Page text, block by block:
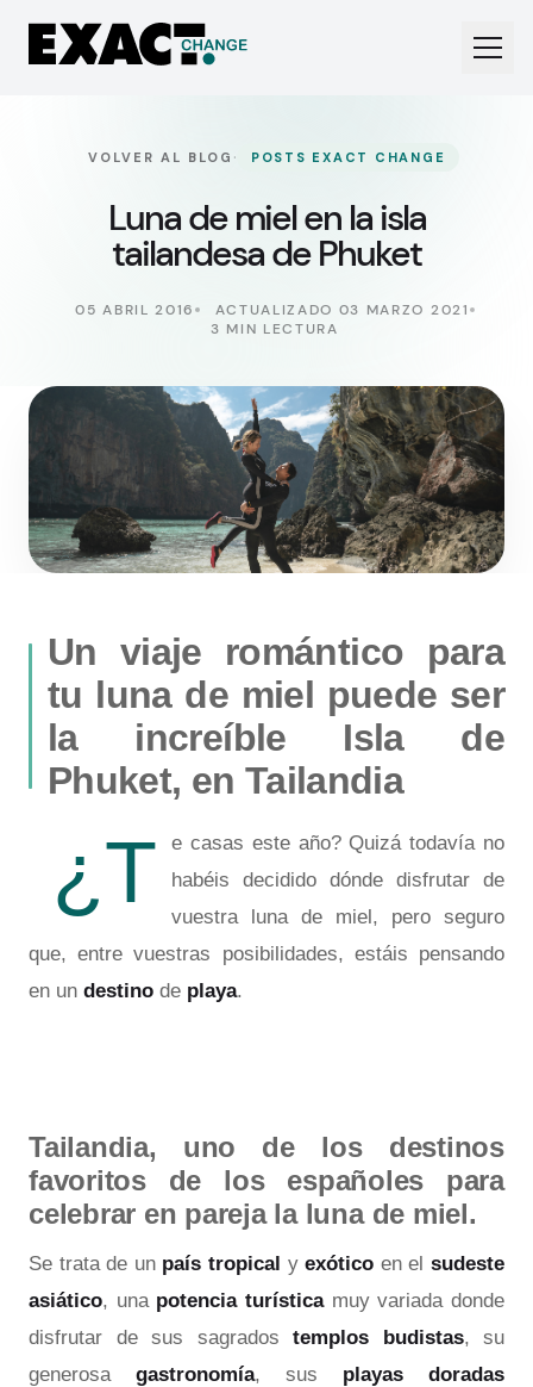
VOLVER AL BLOG · POSTS EXACT CHANGE
Luna de miel en la isla
tailandesa de Phuket
05 ABRIL 2016
ACTUALIZADO 03 MARZO 2021
3 MIN LECTURA
Un viaje romántico para
tu luna de miel puede ser
la increíble Isla de
Phuket, en Tailandia
¿T
e casas este año? Quizá todavía no
habéis decidido dónde disfrutar de
vuestra luna de miel, pero seguro
que, entre vuestras posibilidades, estáis pensando
en un destino de playa.
Tailandia, uno de los destinos
favoritos de los españoles para
celebrar en pareja la luna de miel.
Se trata de un país tropical yexótico en elsudeste
asiático, una potencia turísticamuy variada donde
disfrutar de sus sagrados templos budistas, su
generosa gastronomía, sus playas doradas